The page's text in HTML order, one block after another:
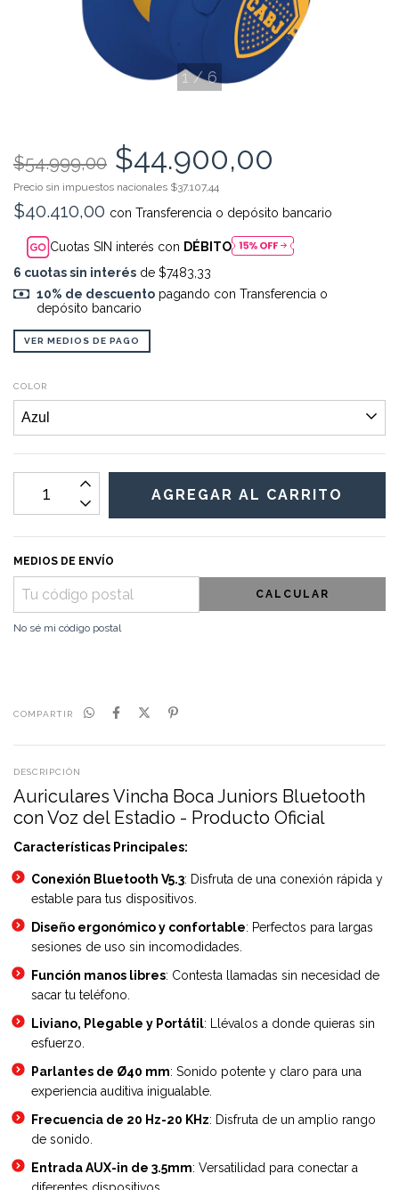
1/6
$54.999,00 $44.900,00
Precio sin impuestos $37.107,44
$40.410,00 con Transferencia o depósito bancario
Cuotas SIN interés con DÉBITO
6 cuotas sin interés de $7483,33
10% de descuentopagando con Transferencia o
depósito bancario
VER MEDIOS DE PAGO
COLOR
MEDIOS DE ENVÍO
CALCULAR
No sé mi código postal
COMPARTIR
DESCRIPCIÓN
Auriculares Vincha Boca Juniors Bluetooth
con Voz del Estadio - Producto Oficial
Características Principales:
Conexión Bluetooth V5.3: Disfruta de una conexión rápida y
estable para tus dispositivos.
Diseño ergonómico y confortable: Perfectos para largas
sesiones de uso sin incomodidades.
Función manos libres: Contesta llamadas sin necesidad de
sacar tu teléfono.
Liviano, Plegable y Portátil: Llévalos a donde quieras sin
esfuerzo.
Parlantes de Ø40 mm: Sonido potente y claro para una
experiencia auditiva inigualable.
Frecuencia de 20 Hz-20 KHz: Disfruta de un amplio rango
de sonido.
Entrada AUX-in de 3.5mm: Versatilidad para conectar a
diferentes dispositivos.